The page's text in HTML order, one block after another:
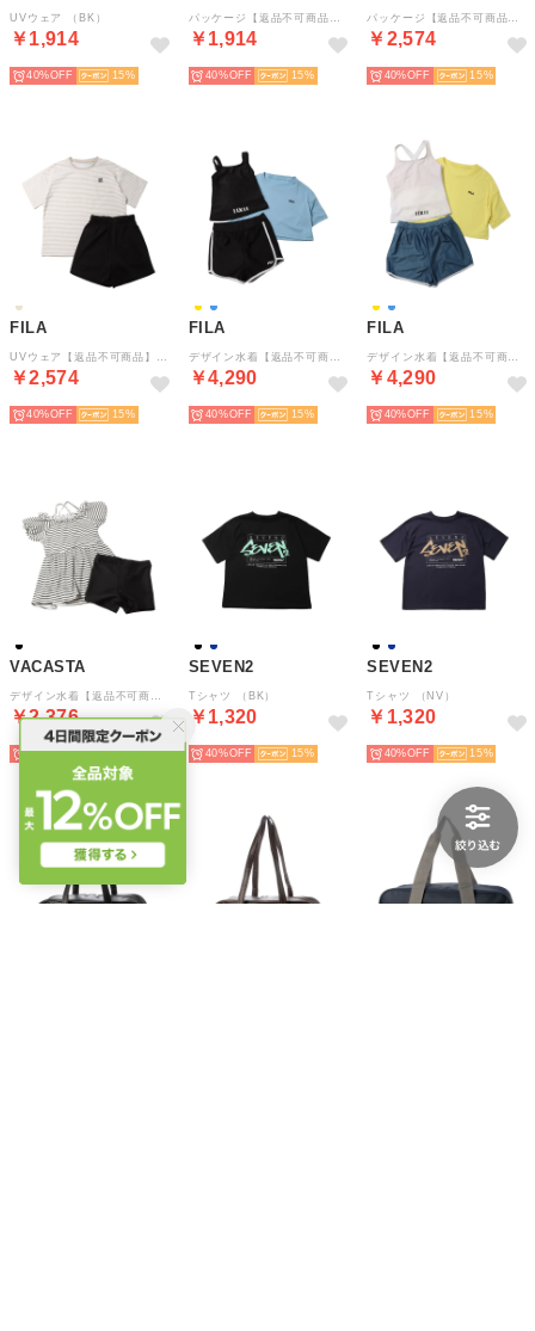
UVウェア （BK）
￥1,914
40% 15
￥1,914
40% 15
￥2,574
40% 15
FILA
￥2,574
40% 15
FILA
￥4,290
40% 15
FILA
￥4,290
40% 15
VACASTA
￥2,376
40% 15
SEVEN2
Tシャツ （BK）
￥1,320
40% 15
SEVEN2
Tシャツ （NV）
￥1,320
40% 15